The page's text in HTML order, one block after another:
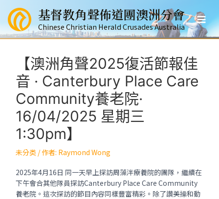
要
基督教角聲佈道團澳洲分會
Chinese Christian Herald Crusades Australia
Main
【澳洲角聲2025復活節報佳
音 · Canterbury Place Care
Community養老院·
16/04/2025 星期三
1:30pm】
未分类 / 作者: Raymond Wong
2025年4月16日 同一天早上探訪周藻泮療養院的團隊，繼續在
下午會合其他隊員探訪Canterbury Place Care Community
養老院。這次探訪的節目內容同樣豐富精彩。除了讚美操和動